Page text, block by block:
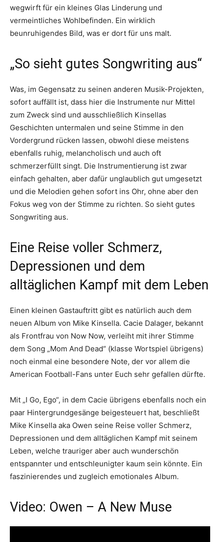
wegwirft für ein kleines Glas Linderung und
vermeintliches Wohlbefinden. Ein wirklich
beunruhigendes Bild, was er dort für uns malt.
„So sieht gutes Songwriting aus“
Was, im Gegensatz zu seinen anderen Musik-Projekten,
sofort auffällt ist, dass hier die Instrumente nur Mittel
zum Zweck sind und ausschließlich Kinsellas
Geschichten untermalen und seine Stimme in den
Vordergrund rücken lassen, obwohl diese meistens
ebenfalls ruhig, melancholisch und auch oft
schmerzerfüllt singt. Die Instrumentierung ist zwar
einfach gehalten, aber dafür unglaublich gut umgesetzt
und die Melodien gehen sofort ins Ohr, ohne aber den
Fokus weg von der Stimme zu richten. So sieht gutes
Songwriting aus.
Eine Reise voller Schmerz,
Depressionen und dem
alltäglichen Kampf mit dem Leben
Einen kleinen Gastauftritt gibt es natürlich auch dem
neuen Album von Mike Kinsella. Cacie Dalager, bekannt
als Frontfrau von Now Now, verleiht mit ihrer Stimme
dem Song „Mom And Dead“ (klasse Wortspiel übrigens)
noch einmal eine besondere Note, der vor allem die
American Football-Fans unter Euch sehr gefallen dürfte.
Mit „I Go, Ego“, in dem Cacie übrigens ebenfalls noch ein
paar Hintergrundgesänge beigesteuert hat, beschließt
Mike Kinsella aka Owen seine Reise voller Schmerz,
Depressionen und dem alltäglichen Kampf mit seinem
Leben, welche trauriger aber auch wunderschön
entspannter und entschleunigter kaum sein könnte. Ein
faszinierendes und zugleich emotionales Album.
Video: Owen – A New Muse